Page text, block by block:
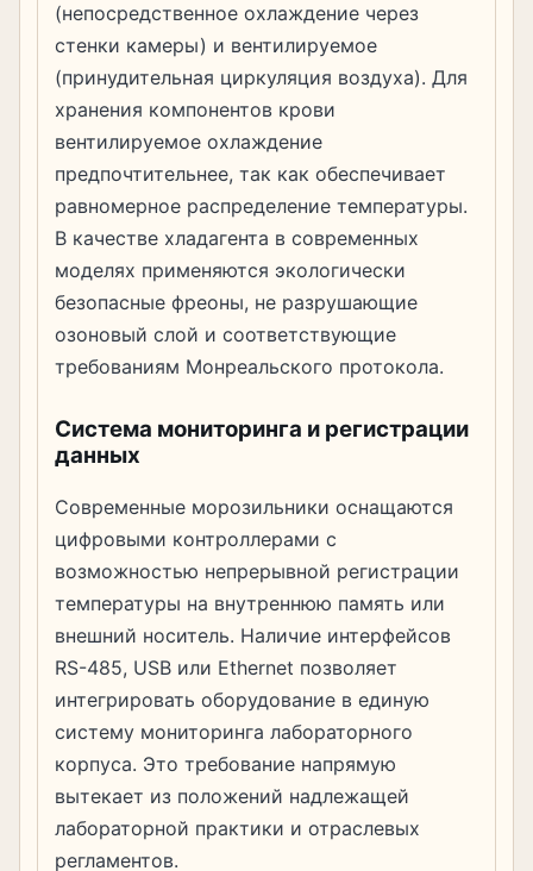
(непосредственное охлаждение через
стенки камеры) и вентилируемое
(принудительная циркуляция воздуха). Для
хранения компонентов крови
вентилируемое охлаждение
предпочтительнее, так как обеспечивает
равномерное распределение температуры.
В качестве хладагента в современных
моделях применяются экологически
безопасные фреоны, не разрушающие
озоновый слой и соответствующие
требованиям Монреальского протокола.
Система мониторинга и регистрации
данных
Современные морозильники оснащаются
цифровыми контроллерами с
возможностью непрерывной регистрации
температуры на внутреннюю память или
внешний носитель. Наличие интерфейсов
RS-485, USB или Ethernet позволяет
интегрировать оборудование в единую
систему мониторинга лабораторного
корпуса. Это требование напрямую
вытекает из положений надлежащей
лабораторной практики и отраслевых
регламентов.